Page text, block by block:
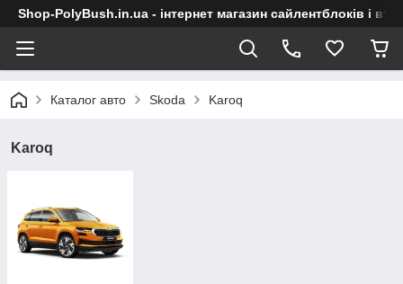
Shop-PolyBush.in.ua - інтернет магазин сайлентблоків і
Каталог авто Skoda Karoq
Karoq